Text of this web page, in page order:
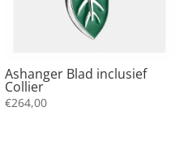
Ashanger Blad inclusief
Collier
€264,00